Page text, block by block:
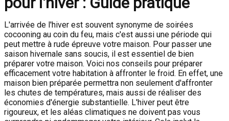
L'arrivée de l'hiver est souvent synonyme de soirées
cocooning au coin du feu, mais c'est aussi une période qui
peut mettre à rude épreuve votre maison. Pour passer une
saison hivernale sans soucis, il est essentiel de bien
préparer votre maison. Voici nos conseils pour préparer
efficacement votre habitation à affronter le froid. En effet, une
maison bien préparée permettra non seulement d'affronter
les chutes de températures, mais aussi de réaliser des
économies d'énergie substantielle. L'hiver peut être
rigoureux, et les aléas climatiques ne doivent pas vous